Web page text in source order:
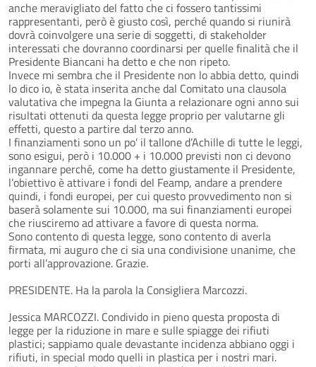
anche meravigliato del fatto che ci fossero tantissimi
rappresentanti, però è giusto così, perché quando si riunirà
dovrà coinvolgere una serie di soggetti, di stakeholder
interessati che dovranno coordinarsi per quelle finalità che il
Presidente Biancani ha detto e che non ripeto.
Invece mi sembra che il Presidente non lo abbia detto, quindi
lo dico io, è stata inserita anche dal Comitato una clausola
valutativa che impegna la Giunta a relazionare ogni anno sui
risultati ottenuti da questa legge proprio per valutarne gli
effetti, questo a partire dal terzo anno.
I finanziamenti sono un po’ il tallone d’Achille di tutte le leggi,
sono esigui, però i 10.000 + i 10.000 previsti non ci devono
ingannare perché, come ha detto giustamente il Presidente,
l’obiettivo è attivare i fondi del Feamp, andare a prendere
quindi, i fondi europei, per cui questo provvedimento non si
baserà solamente sui 10.000, ma sui finanziamenti europei
che riusciremo ad attivare a favore di questa norma.
Sono contento di questa legge, sono contento di averla
firmata, mi auguro che ci sia una condivisione unanime, che
porti all’approvazione. Grazie.
PRESIDENTE. Ha la parola la Consigliera Marcozzi.
Jessica MARCOZZI. Condivido in pieno questa proposta di
legge per la riduzione in mare e sulle spiagge dei rifiuti
plastici; sappiamo quale devastante incidenza abbiano oggi i
rifiuti, in special modo quelli in plastica per i nostri mari.